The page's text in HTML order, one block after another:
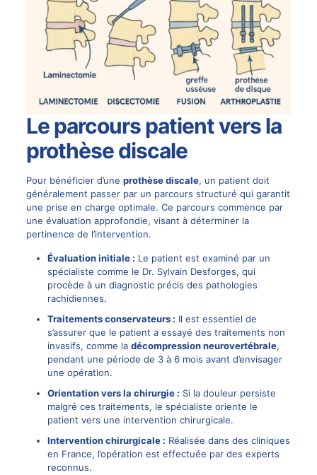
Le parcours patient vers la
prothèse discale
Pour bénéficier d’une prothèse discale, un patient doit
généralement passer par un parcours structuré qui garantit
une prise en charge optimale. Ce parcours commence par
une évaluation approfondie, visant à déterminer la
pertinence de l’intervention.
Évaluation initiale : Le patient est examiné par un
spécialiste comme le Dr. Sylvain Desforges, qui
procède à un diagnostic précis des pathologies
rachidiennes.
Traitements conservateurs : Il est essentiel de
s’assurer que le patient a essayé des traitements non
invasifs, comme la décompression neurovertébrale,
pendant une période de 3 à 6 mois avant d’envisager
une opération.
Orientation vers la chirurgie : Si la douleur persiste
malgré ces traitements, le spécialiste oriente le
patient vers une intervention chirurgicale.
Intervention chirurgicale : Réalisée dans des cliniques
en France, l’opération est effectuée par des experts
reconnus.